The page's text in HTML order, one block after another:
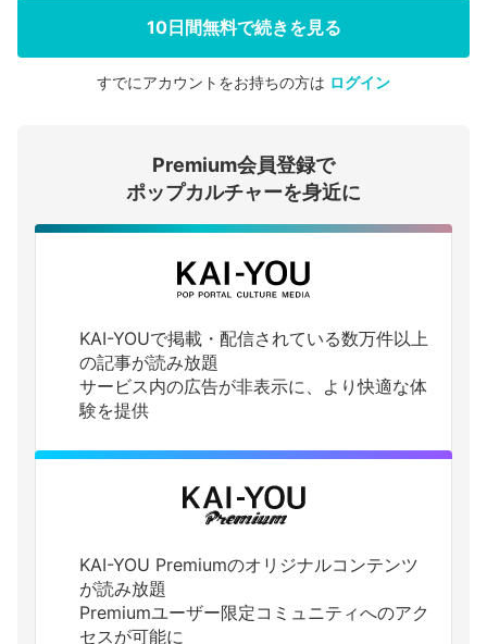
会員登録する
ログインする
10日間無料で続きを見る
すでにアカウントをお持ちの方は ログイン
Premium会員登録で
ポップカルチャーを身近に
KAI-YOUで掲載・配信されている数万件以上
の記事が読み放題
サービス内の広告が非表示に、より快適な体
験を提供
KAI-YOU Premiumのオリジナルコンテンツ
が読み放題
Premiumユーザー限定コミュニティへのアク
セスが可能に